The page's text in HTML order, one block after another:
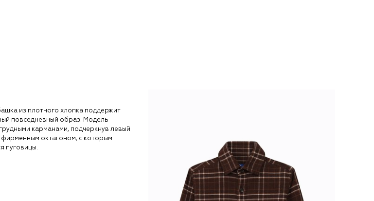
из плотного хлопка поддержит
повседневный образ. Модель
карманами, подчеркнув левый
октагоном, с которым
пуговицы.